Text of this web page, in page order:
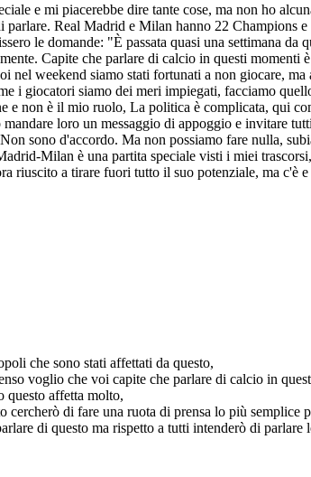
e mi piacerebbe dire tante cose, ma non ho
Real Madrid e Milan hanno 22 Champions
le domande: "È passata quasi una settimana da
Capite che parlare di calcio in questi momenti
weekend siamo stati fortunati a non giocare,
i giocatori siamo dei meri impiegati, facciamo
non è il mio ruolo, La politica è complicata, qui
loro un messaggio di appoggio e invitare
sono d'accordo. Ma non possiamo fare nulla,
Milan è una partita speciale visti i miei
riuscito a tirare fuori tutto il suo potenziale, ma c'è
che sono stati affettati da questo,
voglio che voi capite che parlare di calcio in
questo affetta molto,
di fare una ruota di prensa lo più
di questo ma rispetto a tutti intenderò di parlare